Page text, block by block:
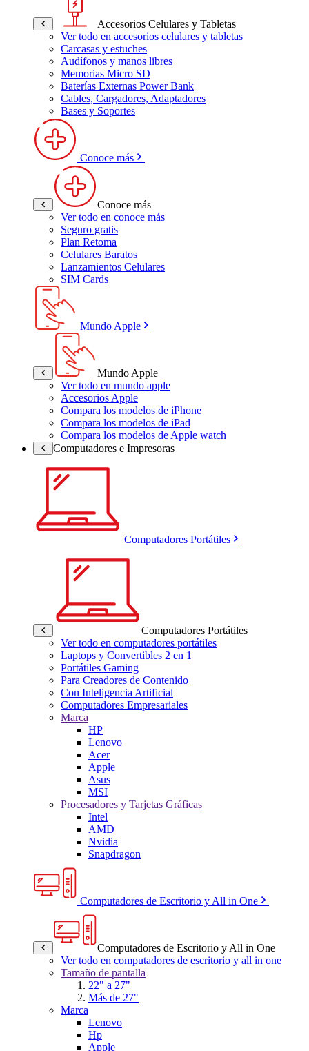
Accesorios Celulares y Tabletas
Ver todo en accesorios celulares y tabletas
Carcasas y estuches
Audífonos y manos libres
Memorias Micro SD
Baterías Externas Power Bank
Cables, Cargadores, Adaptadores
Bases y Soportes
Conoce más
Conoce más
Ver todo en conoce más
Seguro gratis
Plan Retoma
Celulares Baratos
Lanzamientos Celulares
SIM Cards
Mundo Apple
Mundo Apple
Ver todo en mundo apple
Accesorios Apple
Compara los modelos de iPhone
Compara los modelos de iPad
Compara los modelos de Apple watch
Computadores e Impresoras
Computadores Portátiles
Computadores Portátiles
Ver todo en computadores portátiles
Laptops y Convertibles 2 en 1
Portátiles Gaming
Para Creadores de Contenido
Con Inteligencia Artificial
Computadores Empresariales
Marca
HP
Lenovo
Acer
Apple
Asus
MSI
Procesadores y Tarjetas Gráficas
Intel
AMD
Nvidia
Snapdragon
Computadores de Escritorio y All in One
Computadores de Escritorio y All in One
Ver todo en computadores de escritorio y all in one
Tamaño de pantalla
22" a 27"
Más de 27"
Marca
Lenovo
Hp
Apple